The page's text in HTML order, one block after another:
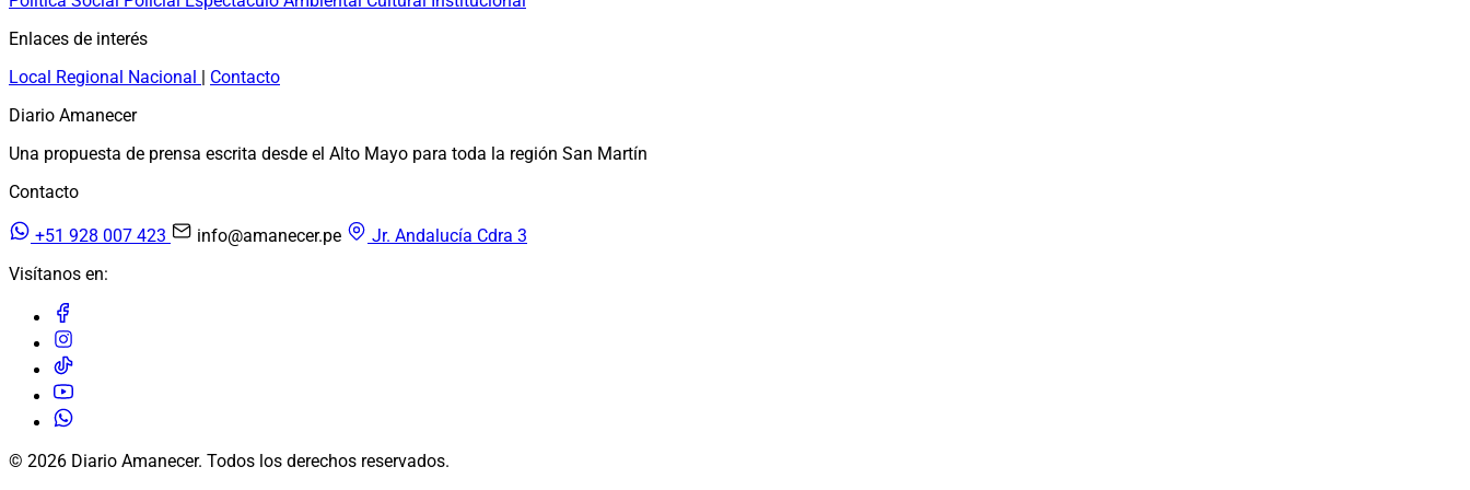
Enlaces de interés
Local Regional Nacional | Contacto
Diario Amanecer
Una propuesta de prensa escrita desde el Alto Mayo para toda la región San Martín
Contacto
+51 928 007 423 info@amanecer.pe
Jr. Andalucía Cdra 3
Visítanos en:
© 2026 Diario Amanecer. Todos los derechos reservados.